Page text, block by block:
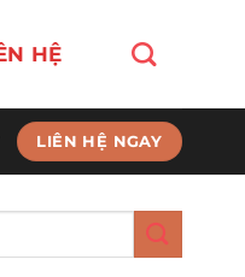
HỆ
LIÊN HỆ NGAY